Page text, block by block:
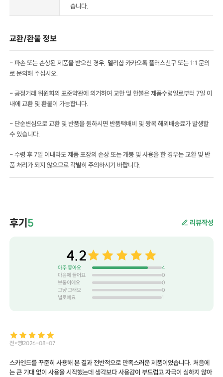
습니다.
교환/환불 정보
- 파손 또는 손상된 제품을 받으신 경우, 델리샵 카카오톡 플러스친구 또는 1:1 문의
로 문의해 주십시오.
- 공정거래 위원회의 표준약관에 의거하여 교환 및 환불은 제품수령일로부터 7일 이
내에 교환 및 환불이 가능합니다.
- 단순변심으로 교환 및 반품을 원하시면 반품택배비 및 왕복 해외배송료가 발생할
수 있습니다.
- 수령 후 7일 이내라도 제품 포장의 손상 또는 개봉 및 사용을 한 경우는 교환 및 반
품 처리가 되지 않으므로 각별히 주의하시기 바랍니다.
후기5 리뷰작성
4.2
아주 좋아요
4
마음에 들어요
0
보통이에요
0
그냥 그래요
0
별로예요
1
전*영2026-08-07
스카엔드를 꾸준히 사용해 본 결과 전반적으로 만족스러운 제품이었습니다. 처음에
는 큰 기대 없이 사용을 시작했는데 생각보다 사용감이 부드럽고 자극이 심하지 않아